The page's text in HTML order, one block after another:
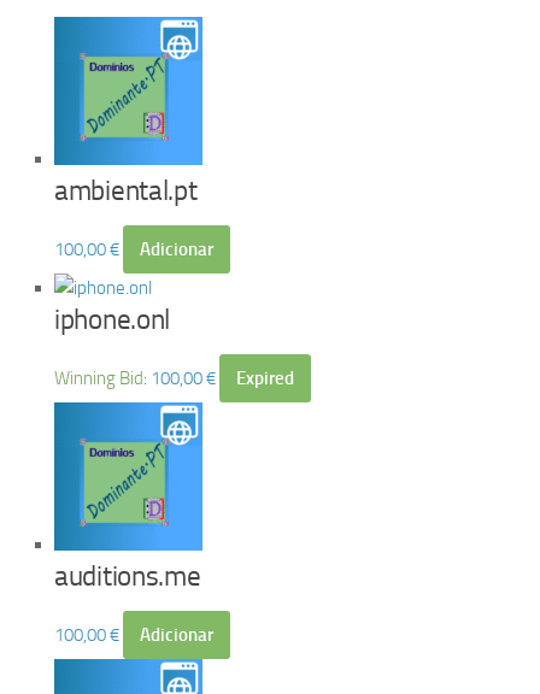
ambiental.pt
100,00€ Adicionar
iphone.onl
Winning Bid: 100,00€ Expired
auditions.me
100,00€ Adicionar